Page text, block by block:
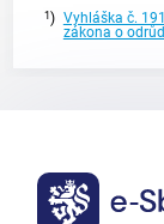
1) Vyhláška č.
zákona o